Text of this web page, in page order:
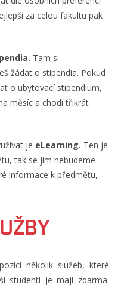
za celou fakultu pak
Tam si
žádat o stipendia. Pokud
o ubytovací stipendium,
měsíc a chodí třikrát
je eLearning. Ten je
tak se jim nebudeme
informace k předmětu,
několik služeb, které
studenti je mají zdarma.